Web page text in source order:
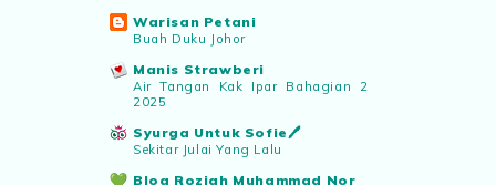
PNM ni! Platform terbaik serlahkan
bakat puisi kebangsaan dan
Eyma Balkish
pertandingan tiktok mencipta sajak
“Menarik..tapi lama tak mengarang
rasa kurang ideanya.”
Warisan Petani
Buah Duku Johor
Manis Strawberi
Air Tangan Kak Ipar Bahagian 2
2025
Syurga Untuk Sofie🖊️
Sekitar Julai Yang Lalu
Blog Roziah Muhammad Nor